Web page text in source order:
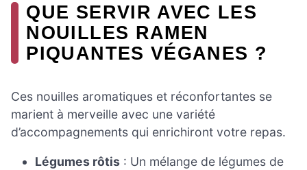
QUE SERVIR AVEC LES
NOUILLES RAMEN
PIQUANTES VÉGANES ?
Ces nouilles aromatiques et réconfortantes se
marient à merveille avec une variété
d’accompagnements qui enrichiront votre repas.
Légumes rôtis : Un mélange de légumes de